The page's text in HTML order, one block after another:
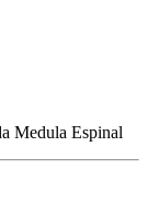
Medula Espinal